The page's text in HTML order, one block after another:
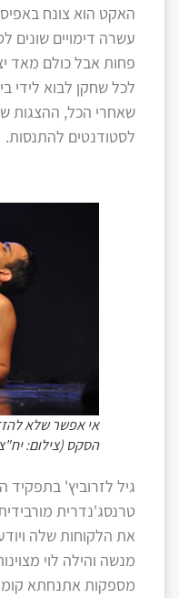
האקט הוא צונח
עשרה דימויים
פחות אבל כולם מאד
לכל שחקן לבוא לידי
שאחרי הכל, ההצגות
לסטודנטים להתנסות.
אי אפשר שלא
הסקס (צילום:
גיל לזרוביץ' בתפקיד
טרנסג'נדרית
את הלקוחות שלה
מנשה והילה לוי
מספקות אתנחתא